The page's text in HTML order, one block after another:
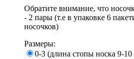
Обратите внимание, что
- 2 пары (т.е в упаковке 6
носочков)
Размеры:
0-3 (длина стопы носка 9-10